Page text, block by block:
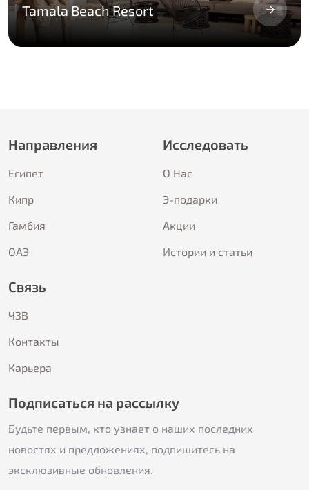
Tamala Beach Resort
Направления
Египет
Кипр
Гамбия
ОАЭ
Исследовать
О Hас
Э-подарки
Акции
Истории и статьи
Связь
ЧЗВ
Контакты
Карьера
Подписаться на рассылку
Будьте первым, кто узнает о наших последних
новостях и предложениях, подпишитесь на
эксклюзивные обновления.